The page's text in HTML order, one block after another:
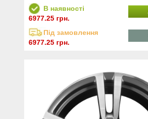
В наявності
6977.25 грн.
Під замовлення
6977.25 грн.